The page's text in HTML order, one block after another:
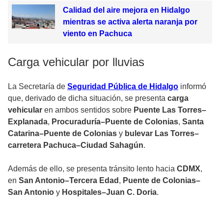
Calidad del aire mejora en Hidalgo
mientras se activa alerta naranja por
viento en Pachuca
Carga vehicular por lluvias
La Secretaría de Seguridad Pública de Hidalgo informó
que, derivado de dicha situación, se presenta carga
vehicular en ambos sentidos sobre Puente Las Torres–
Explanada, Procuraduría–Puente de Colonias, Santa
Catarina–Puente de Colonias y bulevar Las Torres–
carretera Pachuca–Ciudad Sahagún.
Además de ello, se presenta tránsito lento hacia CDMX,
en San Antonio–Tercera Edad , Puente de Colonias–
San Antonio y Hospitales–Juan C. Doria.